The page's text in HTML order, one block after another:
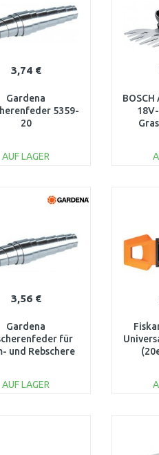
3,74 €
Gardena
5359-
20
AUF LAGER
3,56 €
Gardena
für
und Rebschere
AUF LAGER